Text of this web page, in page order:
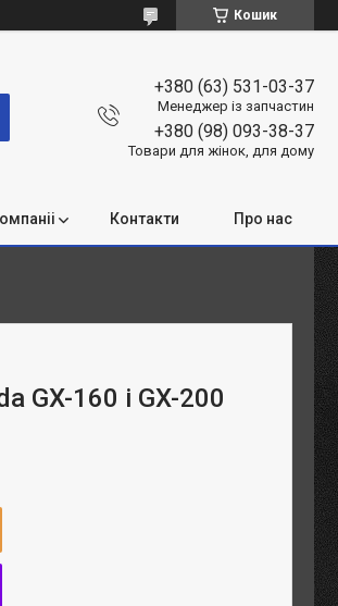
Кошик
+380 (63) 531-03-37
Менеджер із запчастин
+380 (98) 093-38-37
Товари для жінок, для дому
Контакти Про нас
GX-160 і GX-200